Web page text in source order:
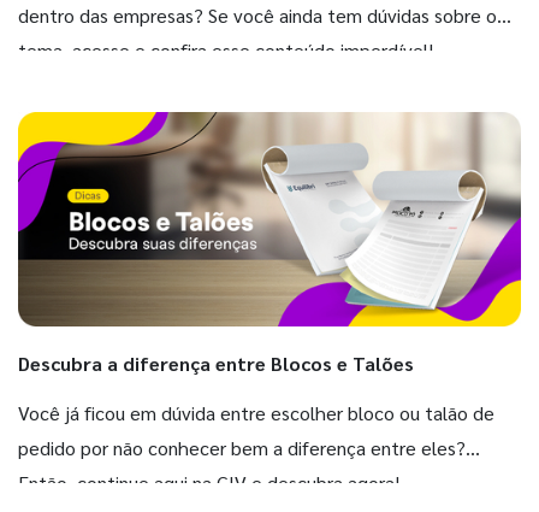
dentro das empresas? Se você ainda tem dúvidas sobre o
tema, acesse e confira esse conteúdo imperdível!
Descubra a diferença entre Blocos e Talões
Você já ficou em dúvida entre escolher bloco ou talão de
pedido por não conhecer bem a diferença entre eles?
Então, continue aqui na GIV e descubra agora!